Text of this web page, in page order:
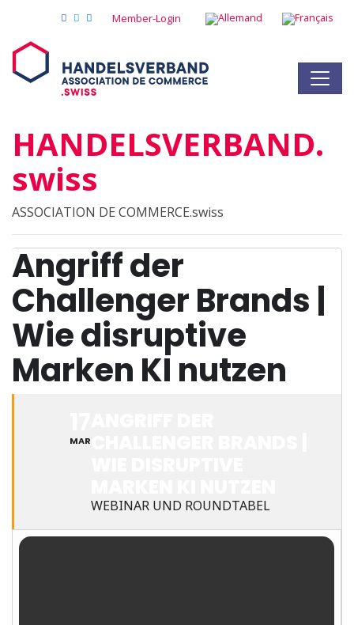
Member-Login
HANDELSVERBAND.
swiss
ASSOCIATION DE COMMERCE.swiss
Angriff der
Challenger Brands |
Wie disruptive
Marken KI nutzen
MAR
WEBINAR UND ROUNDTABEL